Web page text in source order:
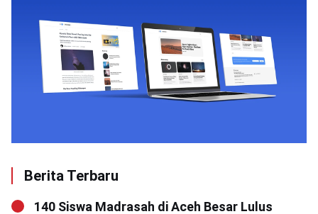
Berita Terbaru
140 Siswa Madrasah di Aceh Besar Lulus